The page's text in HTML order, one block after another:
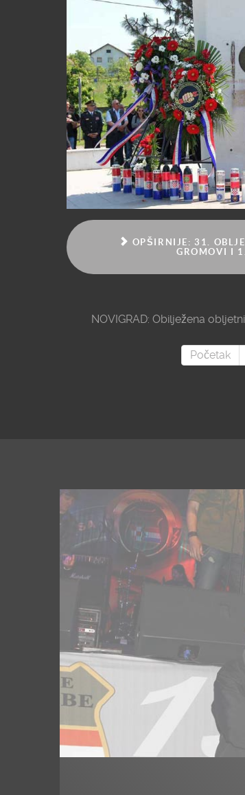
OPŠIRNIJE: 31.
GROMOVI I
NOVIGRAD: Obilježena
Početak